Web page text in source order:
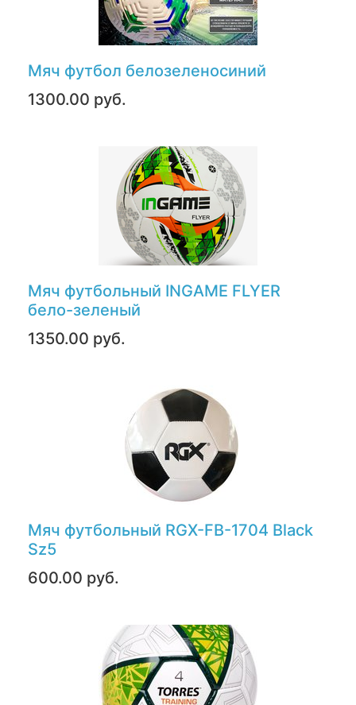
Мяч футбол белозеленосиний
1300.00 руб.
Мяч футбольный INGAME FLYER
бело-зеленый
1350.00 руб.
Мяч футбольный RGX-FB-1704 Black
Sz5
600.00 руб.